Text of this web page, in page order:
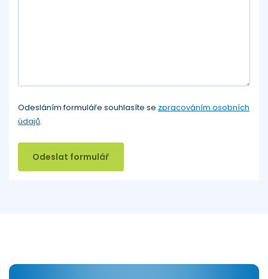
Odesláním formuláře souhlasíte se zpracováním osobních
údajů.
Odeslat formulář